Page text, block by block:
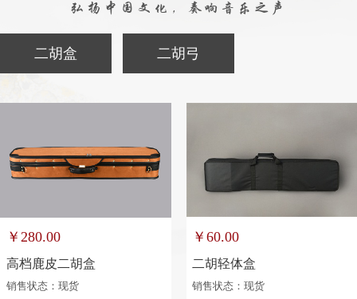
弘扬中国文化，奏响音乐之声
二胡盒 二胡弓
￥280.00
高档鹿皮二胡盒
销售状态：现货
￥60.00
二胡轻体盒
销售状态：现货